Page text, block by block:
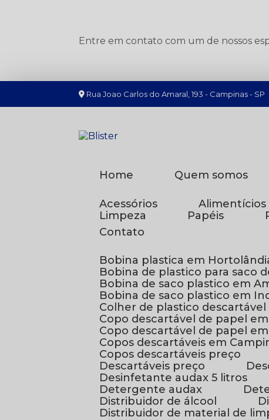
Entre em contato com um de nossos
Rua Joao Carlos do Amaral, 193 - Campinas - SP
Home
Quem somos
Acessórios
Alimentícios
Limpeza
Papéis
Contato
Bobina plastica em
Bobina de plastico para saco
Bobina de saco plastico em
Bobina de saco plastico em
Colher de plastico descartável
Copo descartável de papel
Copo descartável de papel
Copos descartáveis em
Copos descartáveis preço
Descartáveis preço
Desinfetante audax 5 litros
Detergente audax
Distribuidor de álcool
Distribuidor de material de